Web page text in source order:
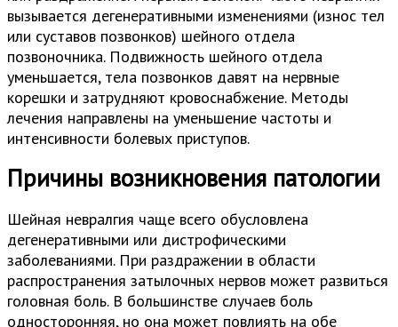
вызывается дегенеративными изменениями (износ тел
или суставов позвонков) шейного отдела
позвоночника. Подвижность шейного отдела
уменьшается, тела позвонков давят на нервные
корешки и затрудняют кровоснабжение. Методы
лечения направлены на уменьшение частоты и
интенсивности болевых приступов.
Причины возникновения патологии
Шейная невралгия чаще всего обусловлена
дегенеративными или дистрофическими
заболеваниями. При раздражении в области
распространения затылочных нервов может развиться
головная боль. В большинстве случаев боль
односторонняя, но она может повлиять на обе